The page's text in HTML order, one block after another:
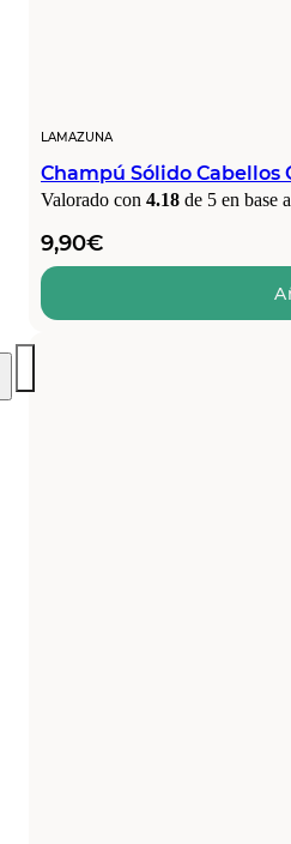
LAMAZUNA
Champú Sólido Cabellos
Valorado con 4.18 de 5 en base a
9,90€